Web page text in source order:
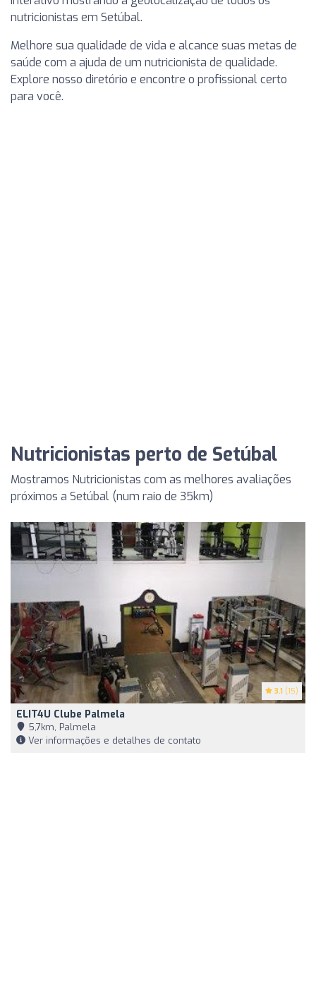
nutricionistas em Setúbal.
Melhore sua qualidade de vida e alcance suas metas de
saúde com a ajuda de um nutricionista de qualidade.
Explore nosso diretório e encontre o profissional certo
para você.
Nutricionistas perto de Setúbal
Mostramos Nutricionistas com as melhores avaliações
próximos a Setúbal (num raio de 35km)
3.1 (15)
ELIT4U Clube Palmela
5,7km, Palmela
Ver informações e detalhes de contato